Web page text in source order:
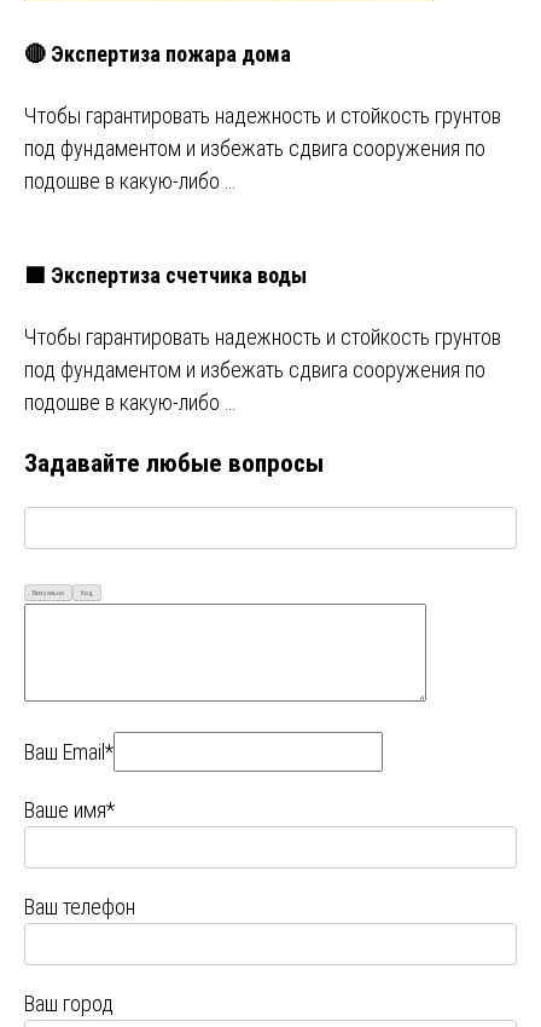
🔴 Экспертиза пожара дома
Чтобы гарантировать надежность и стойкость грунтов
под фундаментом и избежать сдвига сооружения по
подошве в какую-либо …
🟩 Экспертиза счетчика воды
Чтобы гарантировать надежность и стойкость грунтов
под фундаментом и избежать сдвига сооружения по
подошве в какую-либо …
Задавайте любые вопросы
Визуально Код
Ваш Email*
Ваше имя*
Ваш телефон
Ваш город